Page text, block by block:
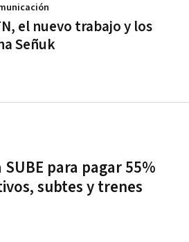
el nuevo trabajo y los
Señuk
para pagar 55%
subtes y trenes